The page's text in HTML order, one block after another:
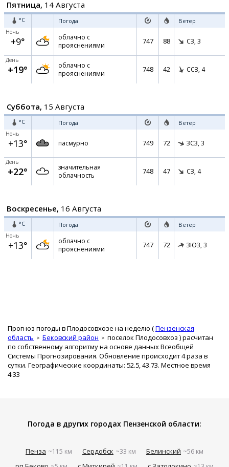
Пятница, 14 Августа
°C Погода Ветер
Ночь
+9°
облачно с
прояснениями
747 88 СЗ, 3
День
+19°
облачно с
прояснениями
748 42 ССЗ, 4
Суббота, 15 Августа
°C Погода Ветер
Ночь
+13° пасмурно 749 72 ЗСЗ, 3
День
+22°
значительная
облачность
748 47 СЗ, 4
Воскресенье, 16 Августа
°C Погода Ветер
Ночь
+13°
облачно с
прояснениями
747 72 ЗЮЗ, 3
Прогноз погоды в Плодосовхозе на неделю (Пензенская
область
Бековский район поселок Плодосовхоз ) расчитан
по собственному алгоритму на основе данных Всеобщей
Системы Прогнозирования. Обновление происходит 4 раза в
сутки. Географические координаты: 52.5, 43.73. Местное время
4:33
Погода в других городах Пензенской области:
Пенза ~115 км Сердобск ~33 км Белинский ~56 км